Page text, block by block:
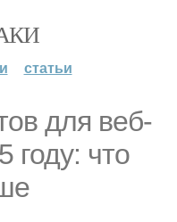
статьи
для веб-
году: что